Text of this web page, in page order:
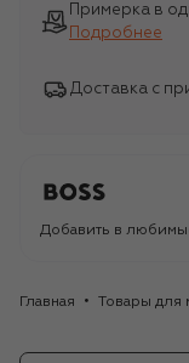
Примерка в
Подробнее
Доставка с
Добавить в
Главная Товары для